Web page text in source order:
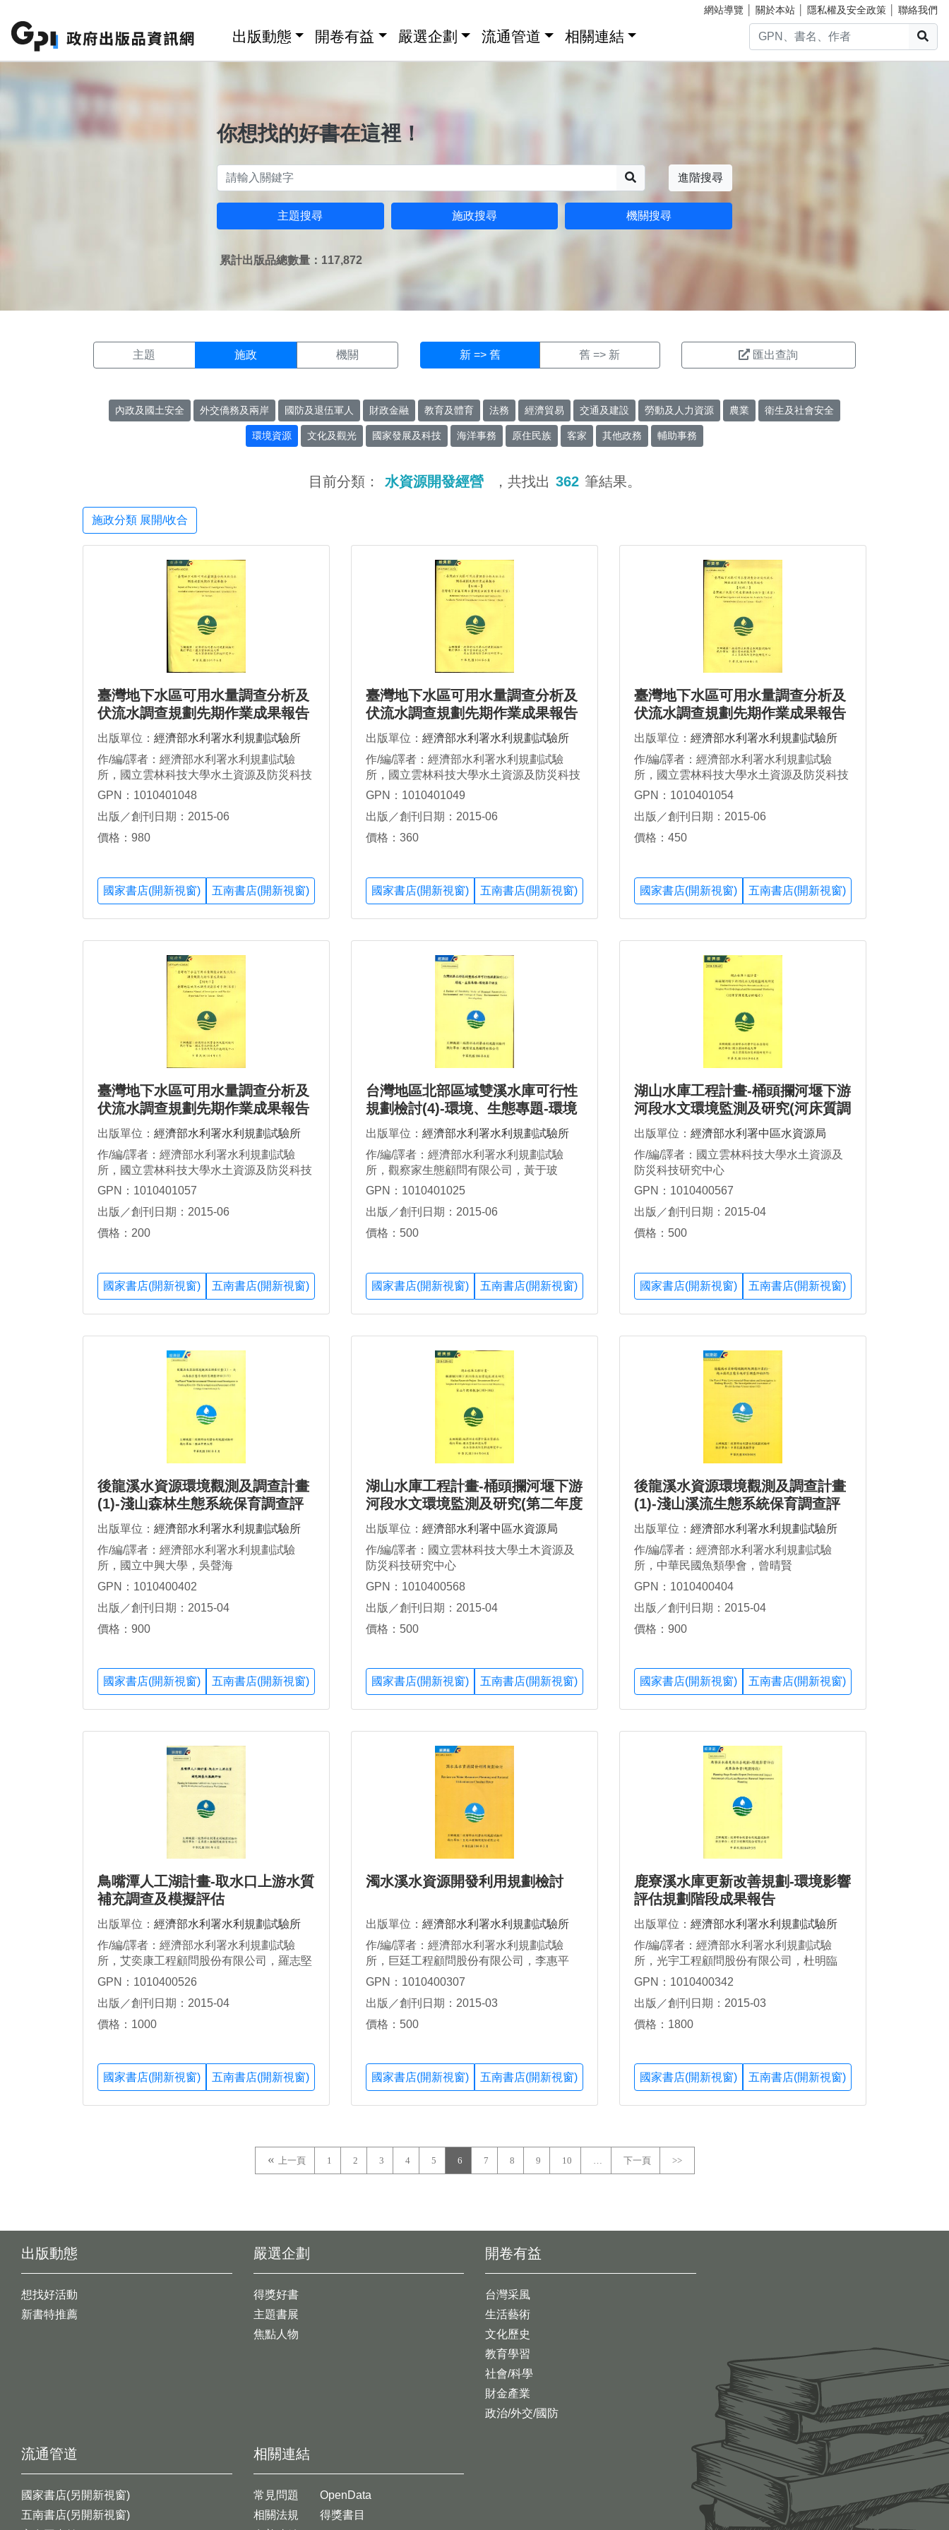
網站導覽 關於本站 隱私權及安全政策 聯絡我們
出版動態 開卷有益 嚴選企劃 流通管道 相關連結
你想找的好書在這裡！
進階搜尋
主題搜尋 施政搜尋 機關搜尋
累計出版品總數量：117,872
主題 施政 機關 新 => 舊 舊 => 新 匯出查詢
內政及國土安全 外交僑務及兩岸 國防及退伍軍人 財政金融 教育及體育 法務 經濟貿易 交通及建設 勞動及人力資源 農業 衛生及社會安全
環境資源 文化及觀光 國家發展及科技 海洋事務 原住民族 客家 其他政務 輔助事務
目前分類： 水資源開發經營 ，共找出 362 筆結果。
施政分類 展開/收合
臺灣地下水區可用水量調查分析及
伏流水調查規劃先期作業成果報告
出版單位： 經濟部水利署水利規劃試驗所
作/編/譯者：經濟部水利署水利規劃試驗
所，國立雲林科技大學水土資源及防災科技
研究中心，黃紹揚
GPN：1010401048
出版／創刊日期：2015-06
價格：980
國家書店(開新視窗) 五南書店(開新視窗)
臺灣地下水區可用水量調查分析及
伏流水調查規劃先期作業成果報告
【附冊一】臺灣地下水區可用水量
調查分析參考手冊(草案)
出版單位： 經濟部水利署水利規劃試驗所
作/編/譯者：經濟部水利署水利規劃試驗
所，國立雲林科技大學水土資源及防災科技
研究中心，黃紹揚
GPN：1010401049
出版／創刊日期：2015-06
價格：360
國家書店(開新視窗) 五南書店(開新視窗)
臺灣地下水區可用水量調查分析及
伏流水調查規劃先期作業成果報告
【附冊二】臺灣地下水區可用水量
調查分析計畫(草案)
出版單位： 經濟部水利署水利規劃試驗所
作/編/譯者：經濟部水利署水利規劃試驗
所，國立雲林科技大學水土資源及防災科技
研究中心，黃紹揚
GPN：1010401054
出版／創刊日期：2015-06
價格：450
國家書店(開新視窗) 五南書店(開新視窗)
臺灣地下水區可用水量調查分析及
伏流水調查規劃先期作業成果報告
【附冊三】臺灣地區伏流水調查規
劃參考手冊(草案)
出版單位： 經濟部水利署水利規劃試驗所
作/編/譯者：經濟部水利署水利規劃試驗
所，國立雲林科技大學水土資源及防災科技
研究中心，黃紹揚
GPN：1010401057
出版／創刊日期：2015-06
價格：200
國家書店(開新視窗) 五南書店(開新視窗)
台灣地區北部區域雙溪水庫可行性
規劃檢討(4)-環境、生態專題-環境
因子調查
出版單位： 經濟部水利署水利規劃試驗所
作/編/譯者：經濟部水利署水利規劃試驗
所，觀察家生態顧問有限公司，黃于玻
GPN：1010401025
出版／創刊日期：2015-06
價格：500
國家書店(開新視窗) 五南書店(開新視窗)
湖山水庫工程計畫-桶頭攔河堰下游
河段水文環境監測及研究(河床質調
查及分析報告)
出版單位： 經濟部水利署中區水資源局
作/編/譯者：國立雲林科技大學水土資源及
防災科技研究中心
GPN：1010400567
出版／創刊日期：2015-04
價格：500
國家書店(開新視窗) 五南書店(開新視窗)
後龍溪水資源環境觀測及調查計畫
(1)-淺山森林生態系統保育調查評
估(1/2)
出版單位： 經濟部水利署水利規劃試驗所
作/編/譯者：經濟部水利署水利規劃試驗
所，國立中興大學，吳聲海
GPN：1010400402
出版／創刊日期：2015-04
價格：900
國家書店(開新視窗) 五南書店(開新視窗)
湖山水庫工程計畫-桶頭攔河堰下游
河段水文環境監測及研究(第二年度
期末報告)
出版單位： 經濟部水利署中區水資源局
作/編/譯者：國立雲林科技大學土木資源及
防災科技研究中心
GPN：1010400568
出版／創刊日期：2015-04
價格：500
國家書店(開新視窗) 五南書店(開新視窗)
後龍溪水資源環境觀測及調查計畫
(1)-淺山溪流生態系統保育調查評
估(1/2)
出版單位： 經濟部水利署水利規劃試驗所
作/編/譯者：經濟部水利署水利規劃試驗
所，中華民國魚類學會，曾晴賢
GPN：1010400404
出版／創刊日期：2015-04
價格：900
國家書店(開新視窗) 五南書店(開新視窗)
鳥嘴潭人工湖計畫-取水口上游水質
補充調查及模擬評估
出版單位： 經濟部水利署水利規劃試驗所
作/編/譯者：經濟部水利署水利規劃試驗
所，艾奕康工程顧問股份有限公司，羅志堅
GPN：1010400526
出版／創刊日期：2015-04
價格：1000
國家書店(開新視窗) 五南書店(開新視窗)
濁水溪水資源開發利用規劃檢討
出版單位： 經濟部水利署水利規劃試驗所
作/編/譯者：經濟部水利署水利規劃試驗
所，巨廷工程顧問股份有限公司，李惠平
GPN：1010400307
出版／創刊日期：2015-03
價格：500
國家書店(開新視窗) 五南書店(開新視窗)
鹿寮溪水庫更新改善規劃-環境影響
評估規劃階段成果報告
出版單位： 經濟部水利署水利規劃試驗所
作/編/譯者：經濟部水利署水利規劃試驗
所，光宇工程顧問股份有限公司，杜明臨
GPN：1010400342
出版／創刊日期：2015-03
價格：1800
國家書店(開新視窗) 五南書店(開新視窗)
上一頁 1 2 3 4 5 6 7 8 9 10 下一頁 >>
出版動態
想找好活動
新書特推薦
開卷有益
台灣采風
生活藝術
文化歷史
教育學習
社會/科學
財金產業
政治/外交/國防
嚴選企劃
得獎好書
主題書展
焦點人物
流通管道
國家書店(另開新視窗)
五南書店(另開新視窗)
相關連結
常見問題
相關法規
OpenData
得獎書目